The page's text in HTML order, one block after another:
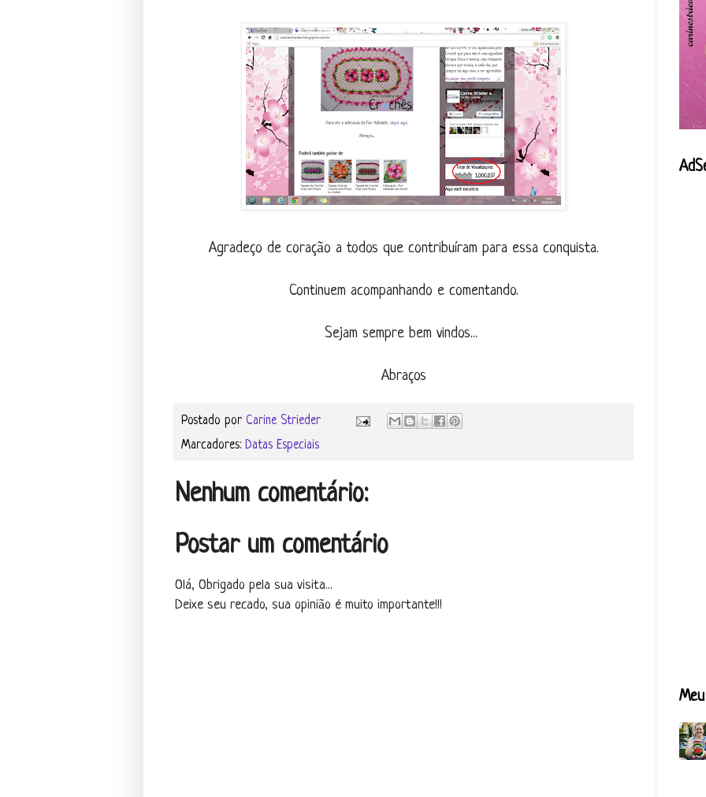
Agradeço de coração a todos que contribuíram para essa conquista.
Continuem acompanhando e comentando.
Sejam sempre bem vindos...
Abraços
Postado por Carine Strieder
Marcadores: Datas Especiais
Nenhum comentário:
Postar um comentário
Olá, Obrigado pela sua visita...
Deixe seu recado, sua opinião é muito importante!!!